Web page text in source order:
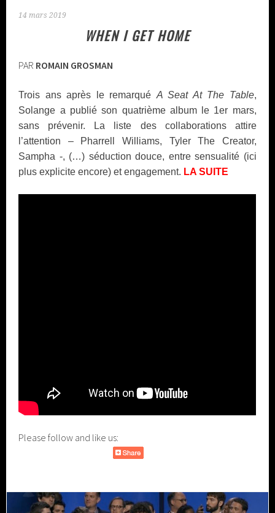
14 mars 2019
WHEN I GET HOME
PAR ROMAIN GROSMAN
Trois ans après le remarquéA Seat At The Table,
Solange a publié son quatrième album le 1er mars,
sans prévenir. La liste des collaborations attire
l’attention – Pharrell Williams, Tyler The Creator,
Sampha -, (…) séduction douce, entre sensualité (ici
plus explicite encore) et engagement. LA SUITE
Please follow and like us: